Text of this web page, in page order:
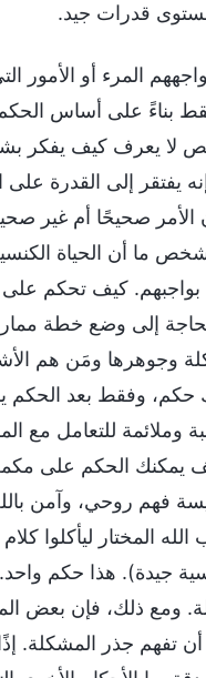
قدرات جيد.
المرء أو الأمور
بناءً على أساس
لا يعرف كيف يفكر
إنه يفتقر إلى
صحيحًا أم غير
ما أن الحياة
بواجبهم. كيف تحكم
إلى وضع خطة
وجوهرها ومَن هم
حكم، وفقط بعد الحكم
للتعامل مع
يمكنك الحكم على
فهم روحي، وآمن
المختار ليأكلوا
جيدة). هذا حكم
ومع ذلك، فإن بعض
أن تفهم جذر المشكلة.